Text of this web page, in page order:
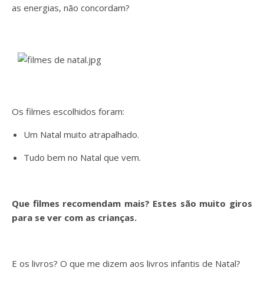
as energias, não concordam?
Os filmes escolhidos foram:
Um Natal muito atrapalhado.
Tudo bem no Natal que vem.
Que filmes recomendam mais? Estes são muito giros
para se ver com as crianças.
E os livros? O que me dizem aos livros infantis de Natal?